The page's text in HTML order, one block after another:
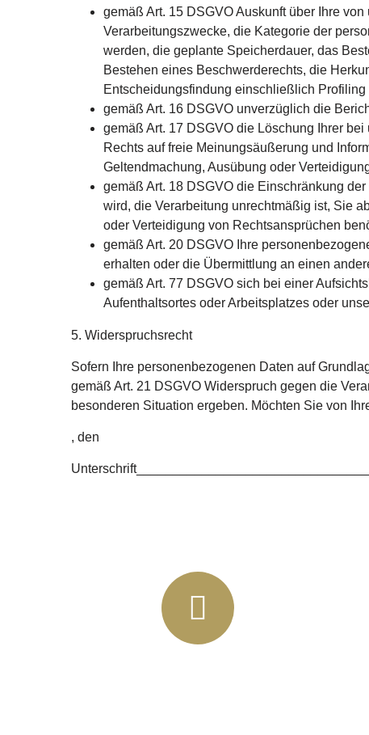
gemäß Art. 15 DSGVO Auskunft über Ihre
Verarbeitungszwecke, die Kategorie der
werden, die geplante Speicherdauer, das
Bestehen eines Beschwerderechts, die
Entscheidungsfindung einschließlich
gemäß Art. 16 DSGVO unverzüglich die
gemäß Art. 17 DSGVO die Löschung Ihrer
Rechts auf freie Meinungsäußerung und
Geltendmachung, Ausübung oder
gemäß Art. 18 DSGVO die Einschränkung
wird, die Verarbeitung unrechtmäßig ist, Sie
oder Verteidigung von Rechtsansprüchen
gemäß Art. 20 DSGVO Ihre
erhalten oder die Übermittlung an einen
gemäß Art. 77 DSGVO sich bei einer
Aufenthaltsortes oder Arbeitsplatzes oder
5. Widerspruchsrecht
Sofern Ihre personenbezogenen Daten auf
gemäß Art. 21 DSGVO Widerspruch gegen die
besonderen Situation ergeben. Möchten Sie von
, den